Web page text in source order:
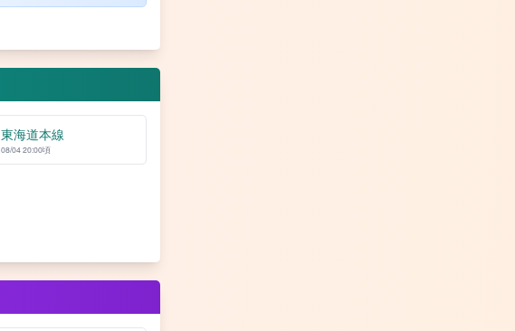
東海道本線
08/04 20:00頃